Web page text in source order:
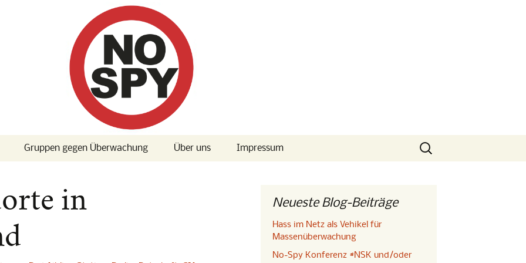
True Love
Gruppen gegen Überwachung Über uns Impressum
Suchen
nach:
in
Neueste Blog-Beiträge
Hass im Netz als Vehikel für
Massenüberwachung
No-Spy Konferenz #NSK und/oder